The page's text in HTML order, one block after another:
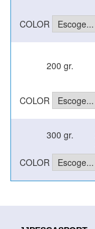
COLOR
200 gr.
COLOR
300 gr.
COLOR